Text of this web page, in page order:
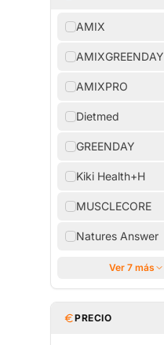
AMIX
AMIXGREENDAY
AMIXPRO
Dietmed
GREENDAY
Kiki Health+H
MUSCLECORE
Natures Answer
Ver 7 más
PRECIO